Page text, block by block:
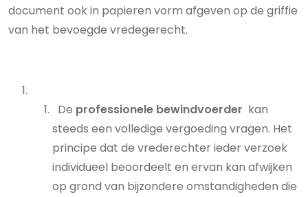
document ook in papieren vorm afgeven op de griffie
van het bevoegde vredegerecht.
De professionele bewindvoerder kan
steeds een volledige vergoeding vragen. Het
principe dat de vrederechter ieder verzoek
individueel beoordeelt en ervan kan afwijken
op grond van bijzondere omstandigheden die